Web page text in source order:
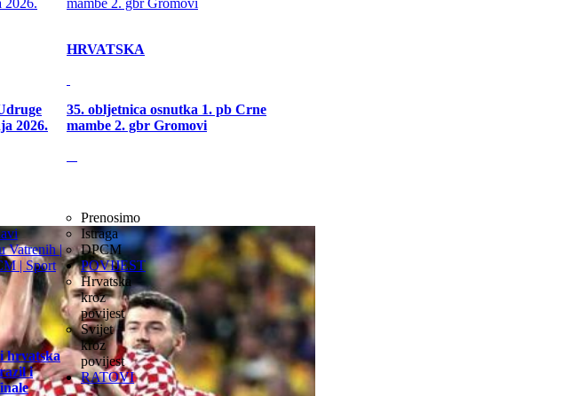
2026.
HRVATSKA
35. obljetnica osnutka 1. pb Crne
mambe 2. gbr Gromovi
hrvatska
i
Prenosimo
Istraga
DPCM
POVIJEST
Hrvatska
kroz
povijest
Svijet
kroz
povijest
RATOVI